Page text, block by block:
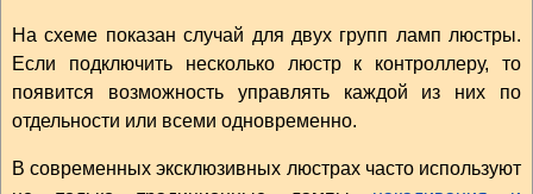
На схеме показан случай для двух групп ламп люстры.
Если подключить несколько люстр к контроллеру, то
появится возможность управлять каждой из них по
отдельности или всеми одновременно.
В современных эксклюзивных люстрах часто используют